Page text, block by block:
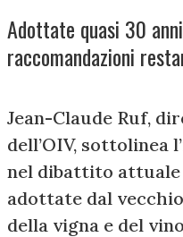
Adottate quasi 30
raccomandazioni
Jean-Claude Ruf,
dell’OIV, sottolinea
nel dibattito
adottate dal
della vigna e del